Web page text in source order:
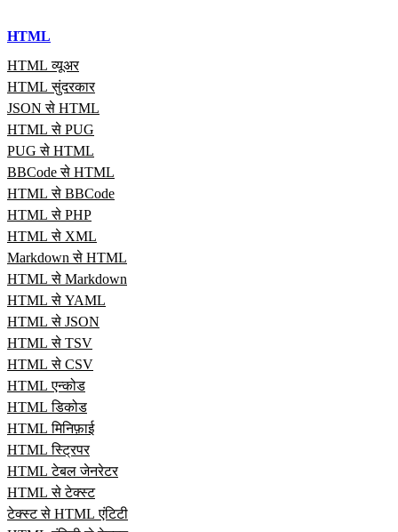
HTML
HTML व्यूअर
HTML सुंदरकार
JSON से HTML
HTML से PUG
PUG से HTML
BBCode से HTML
HTML से BBCode
HTML से PHP
HTML से XML
Markdown से HTML
HTML से Markdown
HTML से YAML
HTML से JSON
HTML से TSV
HTML से CSV
HTML एन्कोड
HTML डिकोड
HTML मिनिफ़ाई
HTML स्ट्रिपर
HTML टेबल जेनरेटर
HTML से टेक्स्ट
टेक्स्ट से HTML एंटिटी